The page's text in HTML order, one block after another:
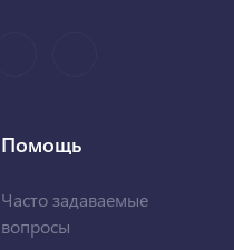
Помощь
Часто задаваемые
вопросы